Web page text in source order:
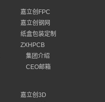
嘉立创FPC
嘉立创钢网
纸盒包装定制
ZXHPCB
集团介绍
CEO邮箱
嘉立创3D